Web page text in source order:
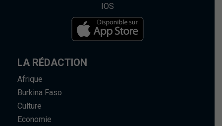
IOS
LA RÉDACTION
Afrique
Burkina Faso
Culture
Economie